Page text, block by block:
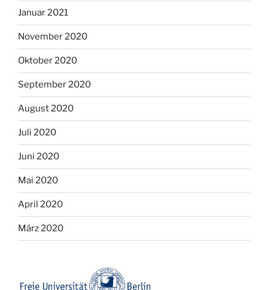
Januar 2021
November 2020
Oktober 2020
September 2020
August 2020
Juli 2020
Juni 2020
Mai 2020
April 2020
März 2020